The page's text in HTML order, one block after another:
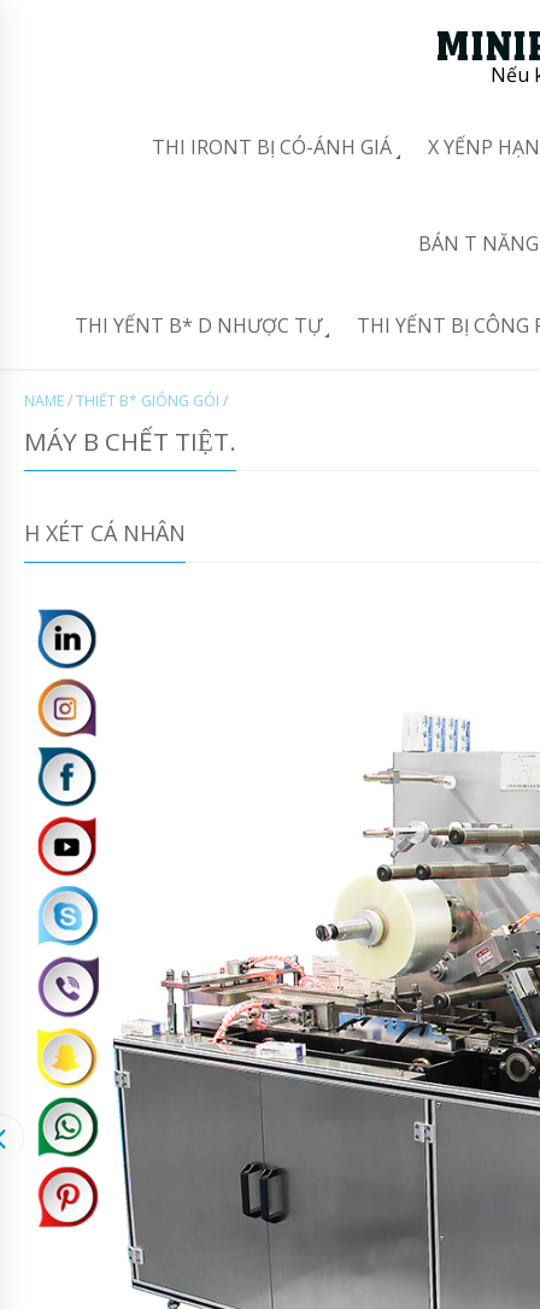
Nếu
THI IRONT BỊ CÓ-ÁNH GIÁ X YẾNP
BÁN T
THI YẾNT B* D NHƯỢC TỰ THI YẾNT BỊ CÔNG
NAME/THIẾT B* GIÓNG GÓI /
MÁY B CHẾT TIỆT.
H XÉT CÁ NHÂN